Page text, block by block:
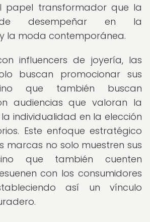
papel transformador que la
desempeñar en la
la moda contemporánea.
influencers de joyería, las
buscan promocionar sus
que también buscan
audiencias que valoran la
individualidad en la elección
Este enfoque estratégico
marcas no solo muestren sus
que también cuenten
con los consumidores
así un vínculo